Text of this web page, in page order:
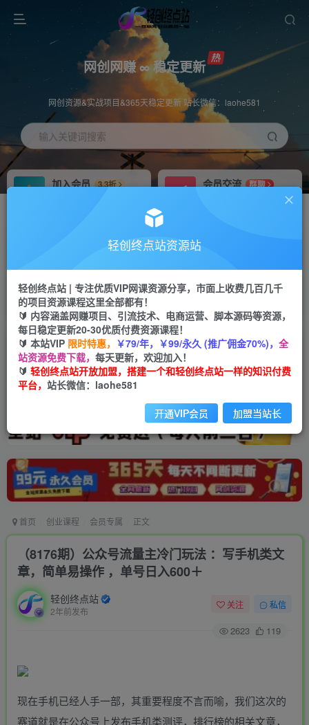
网创网赚 ∞ 稳定更新
网创资源&实战项目&365天稳定更新 站长微信：laohe581
输入关键词搜索
加入会员
3.3折
会员交流
群聊
推广返佣高达70%
投稿专区 免费
教程必须完整详细
APP下载
Down
首页 创业课程 会员专属 正文
（8176期）公众号流量主冷门玩法 ：写手机类文
章，简单易操作 ，单号日入600＋
轻创终点站
2年前发布
关注 私信
2623 119
现在手机已经人手一部，其重要程度不言而喻，我们这次的
赛道就是在公众号上发布手机类测评，排行榜的相关文章，
轻创终点站资源站
轻创终点站 | 专注优质VIP网课资源分享，市面上收费几百几千
的项目资源课程这里全部都有！
🔰 内容涵盖网赚项目、引流技术、电商运营、脚本源码等资源，
每日稳定更新20-30优质付费资源课程！
🔰 本站VIP 限时特惠， ￥79/年，￥99/永久 (推广佣金70%)， 全
站资源免费下载， 每天更新，欢迎加入！
🔰 轻创终点站开放加盟，搭建一个和轻创终点站一样的知识付费
平台， 站长微信：laohe581
开通VIP会员 加盟当站长